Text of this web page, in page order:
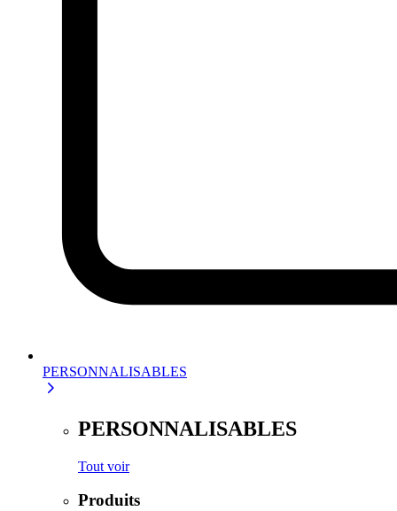
PERSONNALISABLES
PERSONNALISABLES
Tout voir
Produits